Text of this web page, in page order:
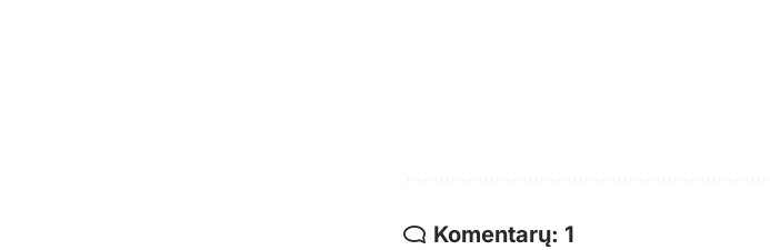
Komentarų: 1